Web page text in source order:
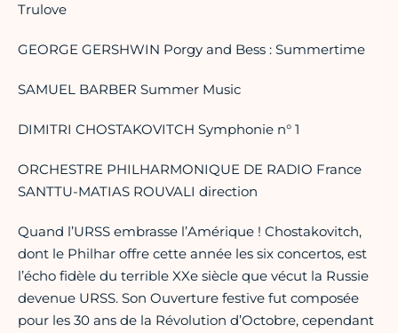
Trulove
GEORGE GERSHWIN Porgy and Bess : Summertime
SAMUEL BARBER Summer Music
DIMITRI CHOSTAKOVITCH Symphonie n° 1
ORCHESTRE PHILHARMONIQUE DE RADIO France
SANTTU-MATIAS ROUVALI direction
Quand l’URSS embrasse l’Amérique ! Chostakovitch,
dont le Philhar offre cette année les six concertos, est
l’écho fidèle du terrible XXe siècle que vécut la Russie
devenue URSS. Son Ouverture festive fut composée
pour les 30 ans de la Révolution d’Octobre, cependant